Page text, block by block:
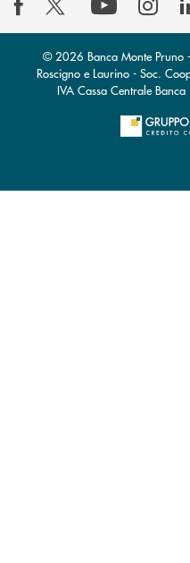
© 2026 Banca Monte Pruno
Roscigno e Laurino - Soc.
IVA Cassa Centrale